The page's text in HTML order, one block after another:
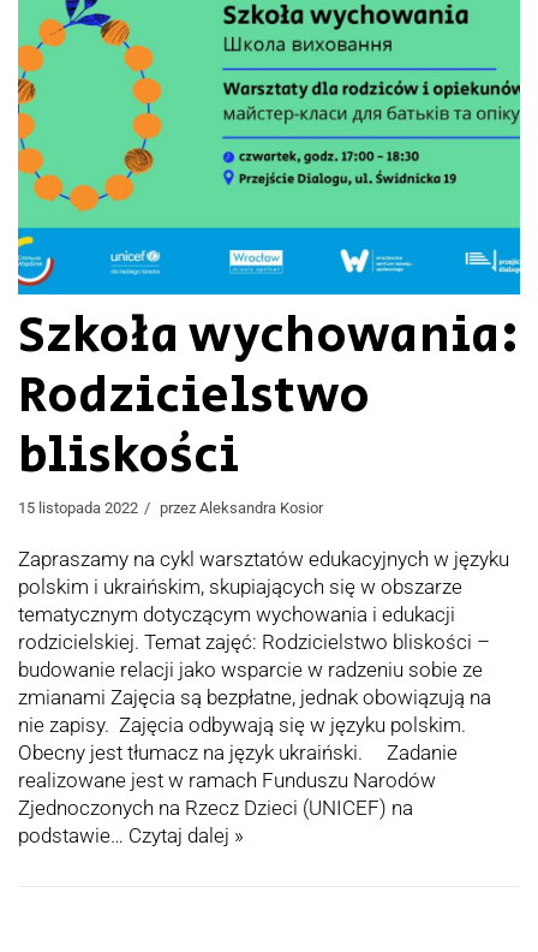
Szkoła wychowania:
Rodzicielstwo
bliskości
15 listopada 2022 przez Aleksandra Kosior
Zapraszamy na cykl warsztatów edukacyjnych w języku
polskim i ukraińskim, skupiających się w obszarze
tematycznym dotyczącym wychowania i edukacji
rodzicielskiej. Temat zajęć: Rodzicielstwo bliskości –
budowanie relacji jako wsparcie w radzeniu sobie ze
zmianami Zajęcia są bezpłatne, jednak obowiązują na
nie zapisy. Zajęcia odbywają się w języku polskim.
Obecny jest tłumacz na język ukraiński. Zadanie
realizowane jest w ramach Funduszu Narodów
Zjednoczonych na Rzecz Dzieci (UNICEF) na
podstawie… Czytaj dalej »